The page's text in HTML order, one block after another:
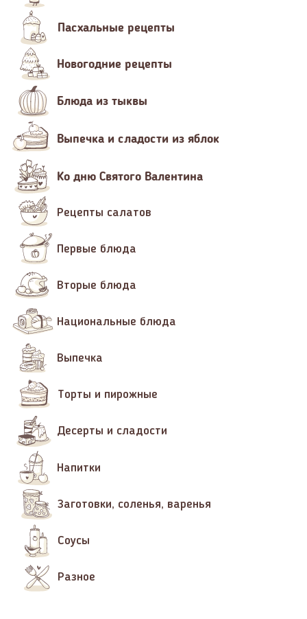
Пасхальные рецепты
Новогодние рецепты
Блюда из тыквы
Выпечка и сладости из яблок
Ко дню Святого Валентина
Рецепты салатов
Первые блюда
Вторые блюда
Национальные блюда
Выпечка
Торты и пирожные
Десерты и сладости
Напитки
Заготовки, соленья, варенья
Соусы
Разное